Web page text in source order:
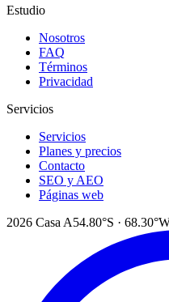
Estudio
Nosotros
FAQ
Términos
Privacidad
Servicios
Servicios
Planes y precios
Contacto
SEO y AEO
Páginas web
2026 Casa A54.80°S ·